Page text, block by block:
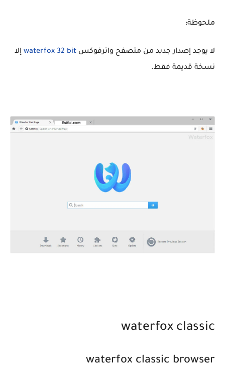
ملحوظة:
لا يوجد إصدار جديد من متصفح واترفوكس waterfox 32 bit إلا
نسخة قديمة فقط.
waterfox classic
waterfox classic browser